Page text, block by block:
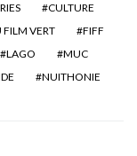
CULTURE
FILM VERT
FIFF
LAGO
MUC
NUITHONIE